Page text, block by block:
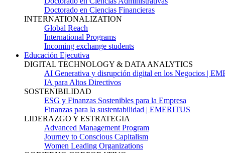
Doctorado en Ciencias Financieras
INTERNATIONALIZATION
Global Reach
International Programs
Incoming exchange students
Educación Ejecutiva
DIGITAL TECHNOLOGY & DATA ANALYTICS
AI Generativa y disrupción digital en los Negocios |
IA para Altos Directivos
SOSTENIBILIDAD
ESG y Finanzas Sostenibles para la Empresa
Finanzas para la sustentabilidad | EMERITUS
LIDERAZGO Y ESTRATEGIA
Advanced Management Program
Journey to Conscious Capitalism
Women Leading Organizations